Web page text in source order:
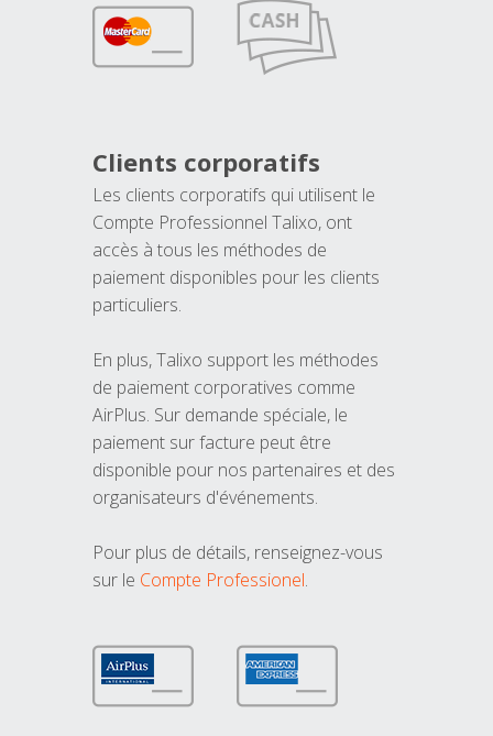
Clients corporatifs
Les clients corporatifs qui utilisent le
Compte Professionnel Talixo, ont
accès à tous les méthodes de
paiement disponibles pour les clients
particuliers.
En plus, Talixo support les méthodes
de paiement corporatives comme
AirPlus. Sur demande spéciale, le
paiement sur facture peut être
disponible pour nos partenaires et des
organisateurs d'événements.
Pour plus de détails, renseignez-vous
sur le Compte Professionel.